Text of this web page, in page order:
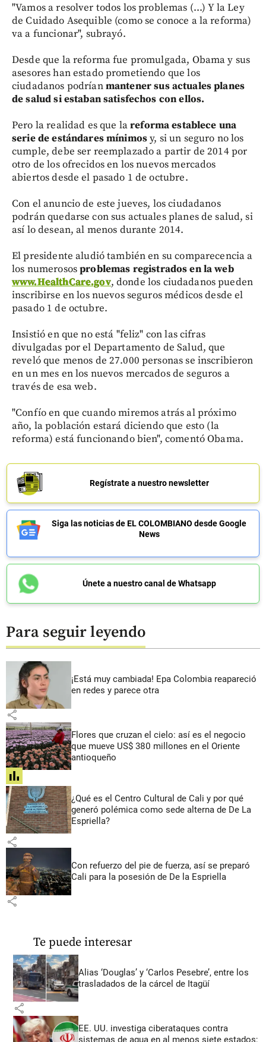
"Vamos a resolver todos los problemas (...) Y la Ley
de Cuidado Asequible (como se conoce a la reforma)
va a funcionar", subrayó.
Desde que la reforma fue promulgada, Obama y sus
asesores han estado prometiendo que los
ciudadanos podríanmantener sus actuales planes
de salud si estaban satisfechos con ellos.
Pero la realidad es que lareforma establece una
serie de estándares mínimosy, si un seguro no los
cumple, debe ser reemplazado a partir de 2014 por
otro de los ofrecidos en los nuevos mercados
abiertos desde el pasado 1 de octubre.
Con el anuncio de este jueves, los ciudadanos
podrán quedarse con sus actuales planes de salud, si
así lo desean, al menos durante 2014.
El presidente aludió también en su comparecencia a
los numerososproblemas registrados en la web
www.HealthCare.gov, donde los ciudadanos pueden
inscribirse en los nuevos seguros médicos desde el
pasado 1 de octubre.
Insistió en que no está "feliz" con las cifras
divulgadas por el Departamento de Salud, que
reveló que menos de 27.000 personas se inscribieron
en un mes en los nuevos mercados de seguros a
través de esa web.
"Confío en que cuando miremos atrás al próximo
año, la población estará diciendo que esto (la
reforma) está funcionando bien", comentó Obama.
Regístrate a nuestro newsletter
Siga las noticias de EL COLOMBIANO desde Google
News
Únete a nuestro canal de Whatsapp
Para seguir leyendo
¡Está muy cambiada! Epa Colombia reapareció
en redes y parece otra
share
Flores que cruzan el cielo: así es el negocio
que mueve US$ 380 millones en el Oriente
antioqueño
share
¿Qué es el Centro Cultural de Cali y por qué
generó polémica como sede alterna de De La
Espriella?
share
Con refuerzo del pie de fuerza, así se preparó
Cali para la posesión de De la Espriella
share
Te puede interesar
Alias ‘Douglas’ y ‘Carlos Pesebre’, entre los
trasladados de la cárcel de Itagüí
share
EE. UU. investiga ciberataques contra
sistemas de agua en al menos siete estados;